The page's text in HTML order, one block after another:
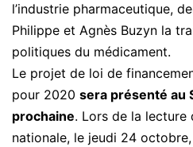
l’industrie pharmaceutique,
Philippe et Agnès Buzyn la
politiques du médicament.
Le projet de loi de
pour 2020 sera présenté au
prochaine. Lors de la lecture
nationale, le jeudi 24 octobre,